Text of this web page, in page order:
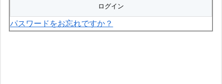
パスワードをお忘れですか？